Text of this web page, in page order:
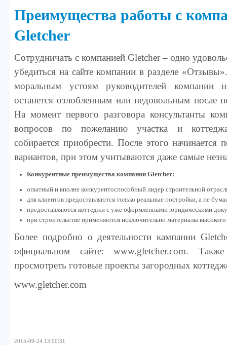
Преимущества работы с
Gletcher
Сотрудничать с компанией Gletcher – одно
убедиться на сайте компании в разделе
моральным устоям руководителей компании
останется озлобленным или недовольным после
На момент первого разговора консультанты
вопросов по пожеланию участка и
собирается приобрести. После этого начинается
вариантов, при этом учитываются даже самые
Конкурентные преимущества компании Gletcher:
опытный и вполне конкурентоспособный лидер строительной
для клиентов предоставляются только реальные постройки, а не
предоставляются коттеджи с уже оформленными юридическими
при строительстве применяются исключительно материалы высокого
Более подробно о деятельности кампании
официальном сайте: www.gletcher.com.
просмотреть готовые проекты загородных
www.gletcher.com
2015-09-24 13:00:31